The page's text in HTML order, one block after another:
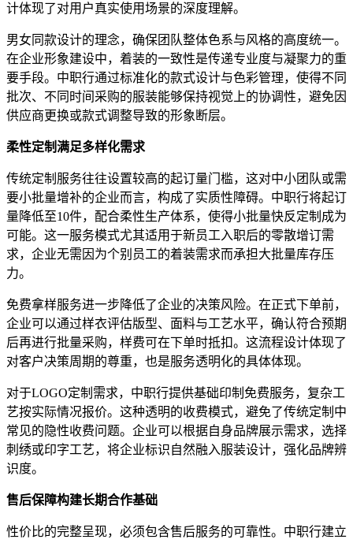
计体现了对用户真实使用场景的深度理解。
男女同款设计的理念，确保团队整体色系与风格的高度统一。
在企业形象建设中，着装的一致性是传递专业度与凝聚力的重
要手段。中职行通过标准化的款式设计与色彩管理，使得不同
批次、不同时间采购的服装能够保持视觉上的协调性，避免因
供应商更换或款式调整导致的形象断层。
柔性定制满足多样化需求
传统定制服务往往设置较高的起订量门槛，这对中小团队或需
要小批量增补的企业而言，构成了实质性障碍。中职行将起订
量降低至10件，配合柔性生产体系，使得小批量快反定制成为
可能。这一服务模式尤其适用于新员工入职后的零散增订需
求，企业无需因为个别员工的着装需求而承担大批量库存压
力。
免费拿样服务进一步降低了企业的决策风险。在正式下单前，
企业可以通过样衣评估版型、面料与工艺水平，确认符合预期
后再进行批量采购，样费可在下单时抵扣。这流程设计体现了
对客户决策周期的尊重，也是服务透明化的具体体现。
对于LOGO定制需求，中职行提供基础印制免费服务，复杂工
艺按实际情况报价。这种透明的收费模式，避免了传统定制中
常见的隐性收费问题。企业可以根据自身品牌展示需求，选择
刺绣或印字工艺，将企业标识自然融入服装设计，强化品牌辨
识度。
售后保障构建长期合作基础
性价比的完整呈现，必须包含售后服务的可靠性。中职行建立